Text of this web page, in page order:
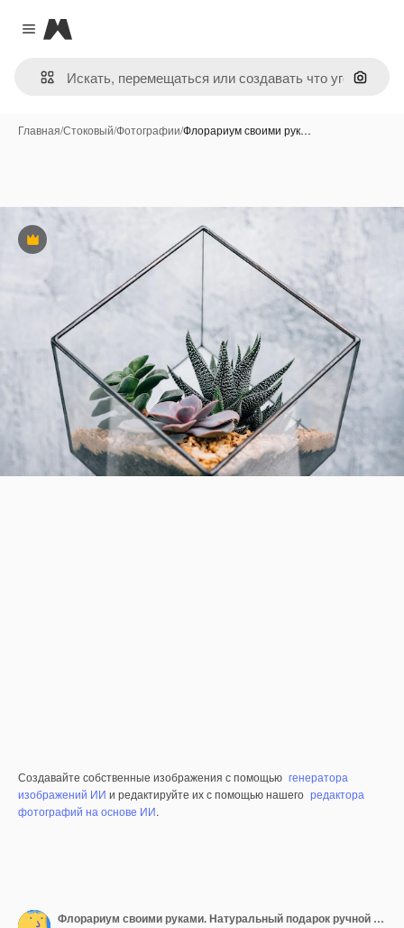
Close menu
Magnific
Поиск
Главная/Стоковый/Фотографии/Флорариум своими рук…
Премиум
Создавайте собственные изображения с помощью генератора
изображений ИИ и редактируйте их с помощью нашего редактора
фотографий на основе ИИ.
Флорариум своими руками. Натуральный подарок ручной работы. Сочная композиция в стеклянной геометрической вазе. Текстурированный фон стены.